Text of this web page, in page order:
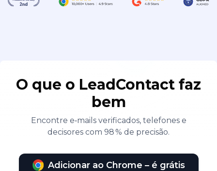
O que o LeadContact faz
bem
Encontre e‑mails verificados, telefones e
decisores com 98 % de precisão.
Adicionar ao Chrome – é grátis